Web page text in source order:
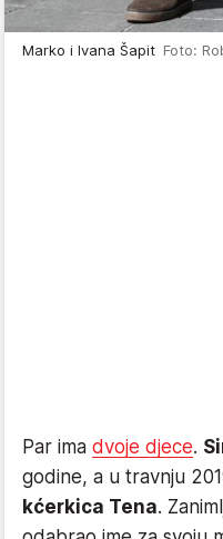
Marko i Ivana Šapit Foto:
Par ima dvoje djece.
godine, a u travnju
kćerkica Tena.